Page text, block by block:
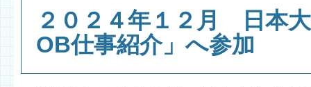
２０２４年１２月 日本
OB仕事紹介」へ参加